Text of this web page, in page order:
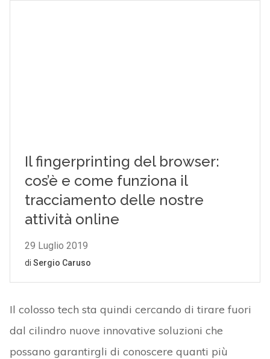
Il colosso tech sta quindi cercando di tirare fuori
dal cilindro nuove innovative soluzioni che
possano garantirgli di conoscere quanti più